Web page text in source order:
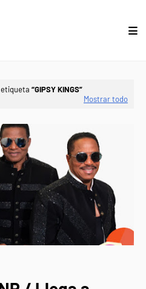
GIPSY KINGS
Mostrar todo